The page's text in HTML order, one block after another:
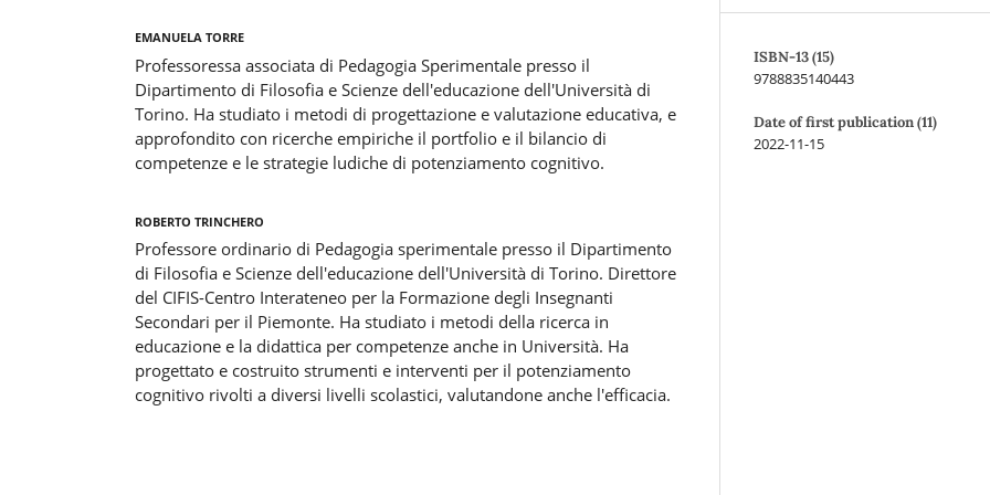
Emanuela Torre
Professoressa associata di Pedagogia Sperimentale presso il
Dipartimento di Filosofia e Scienze dell'educazione dell'Università di
Torino. Ha studiato i metodi di progettazione e valutazione educativa, e
approfondito con ricerche empiriche il portfolio e il bilancio di
competenze e le strategie ludiche di potenziamento cognitivo.
Roberto Trinchero
Professore ordinario di Pedagogia sperimentale presso il Dipartimento
di Filosofia e Scienze dell'educazione dell'Università di Torino. Direttore
del CIFIS-Centro Interateneo per la Formazione degli Insegnanti
Secondari per il Piemonte. Ha studiato i metodi della ricerca in
educazione e la didattica per competenze anche in Università. Ha
progettato e costruito strumenti e interventi per il potenziamento
cognitivo rivolti a diversi livelli scolastici, valutandone anche l'efficacia.
ISBN-13 (15)
9788835140443
Date of first publication (11)
2022-11-15